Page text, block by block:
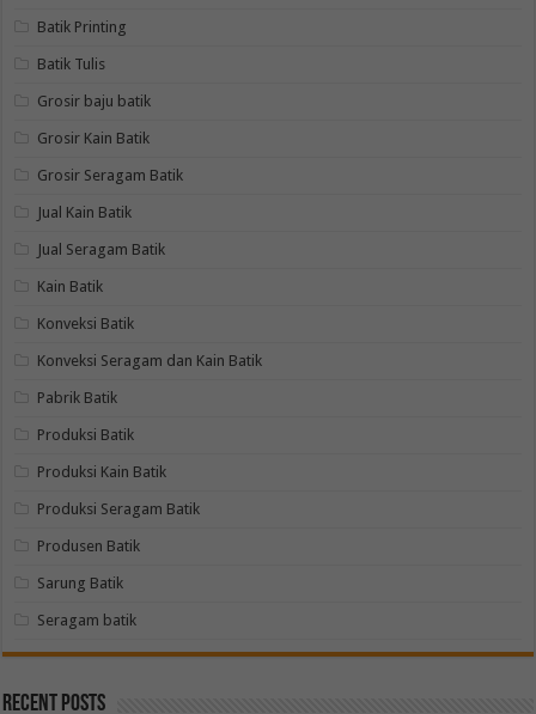
Batik Printing
Batik Tulis
Grosir baju batik
Grosir Kain Batik
Grosir Seragam Batik
Jual Kain Batik
Jual Seragam Batik
Kain Batik
Konveksi Batik
Konveksi Seragam dan Kain Batik
Pabrik Batik
Produksi Batik
Produksi Kain Batik
Produksi Seragam Batik
Produsen Batik
Sarung Batik
Seragam batik
Recent Posts